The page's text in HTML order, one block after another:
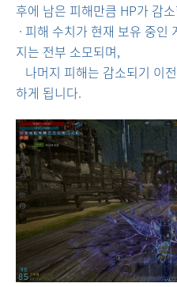
후에 남은 피해만큼 HP가 감
· 피해 수치가 현재 보유 중인
지는 전부 소모되며,
나머지 피해는 감소되기 이
하게 됩니다.